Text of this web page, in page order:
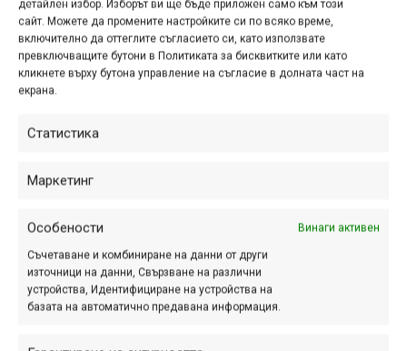
детайлен избор. Изборът ви ще бъде приложен само към този
сайт. Можете да промените настройките си по всяко време,
включително да оттеглите съгласието си, като използвате
превключващите бутони в Политиката за бисквитките или като
кликнете върху бутона управление на съгласие в долната част на
екрана.
Статистика
Маркетинг
Особености Винаги активен
Съчетаване и комбиниране на данни от други
източници на данни, Свързване на различни
устройства, Идентифициране на устройства на
базата на автоматично предавана информация.
Национален стадион "В. Левски" ще
се проведе второто издание на
велосъстезанието SOFIA BIKE RELAY.
4400
На 14-15 юли официално бе открит
първият по рода си веломагазин в
България - Specialized Concept Store!